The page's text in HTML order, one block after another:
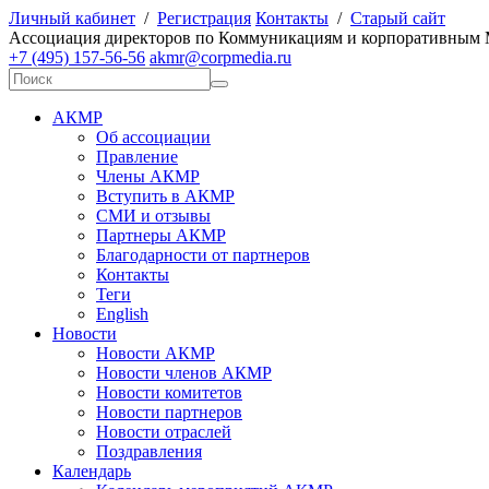
Личный кабинет / Регистрация Контакты / Старый сайт
Ассоциация директоров по Коммуникациям и корпоративным
+7 (495) 157-56-56 akmr@corpmedia.ru
АКМР
Об ассоциации
Правление
Члены АКМР
Вступить в АКМР
СМИ и отзывы
Партнеры АКМР
Благодарности от партнеров
Контакты
Теги
English
Новости
Новости АКМР
Новости членов АКМР
Новости комитетов
Новости партнеров
Новости отраслей
Поздравления
Календарь